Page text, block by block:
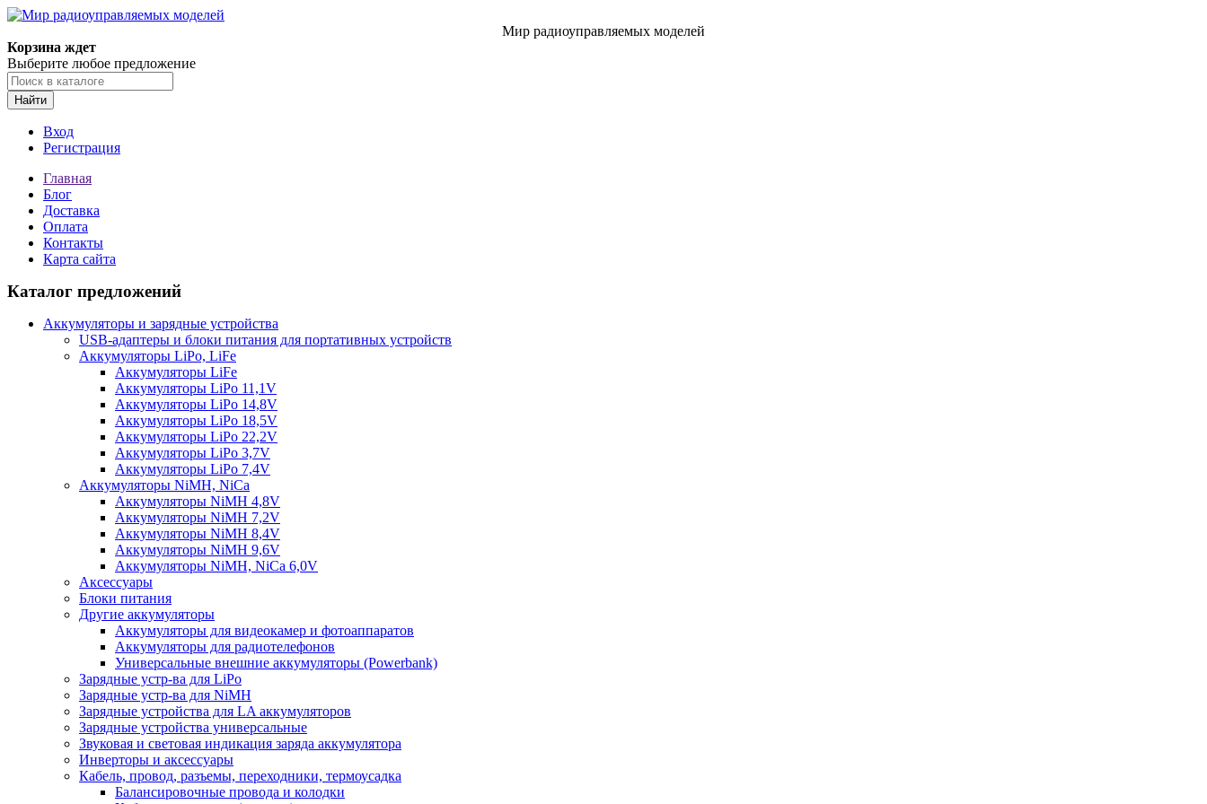
Мир радиоуправляемых моделей
Корзина ждет
Выберите любое предложение
Найти
Вход
Регистрация
Главная
Блог
Доставка
Оплата
Контакты
Карта сайта
Каталог предложений
Аккумуляторы и зарядные устройства
USB-адаптеры и блоки питания для портативных устройств
Аккумуляторы LiPo, LiFe
Аккумуляторы LiFe
Аккумуляторы LiPo 11,1V
Аккумуляторы LiPo 14,8V
Аккумуляторы LiPo 18,5V
Аккумуляторы LiPo 22,2V
Аккумуляторы LiPo 3,7V
Аккумуляторы LiPo 7,4V
Аккумуляторы NiMH, NiCa
Аккумуляторы NiMH 4,8V
Аккумуляторы NiMH 7,2V
Аккумуляторы NiMH 8,4V
Аккумуляторы NiMH 9,6V
Аккумуляторы NiMH, NiCa 6,0V
Аксессуары
Блоки питания
Другие аккумуляторы
Аккумуляторы для видеокамер и фотоаппаратов
Аккумуляторы для радиотелефонов
Универсальные внешние аккумуляторы (Powerbank)
Зарядные устр-ва для LiPo
Зарядные устр-ва для NiMH
Зарядные устройства для LA аккумуляторов
Зарядные устройства универсальные
Звуковая и световая индикация заряда аккумулятора
Инверторы и аксессуары
Кабель, провод, разъемы, переходники, термоусадка
Балансировочные провода и колодки